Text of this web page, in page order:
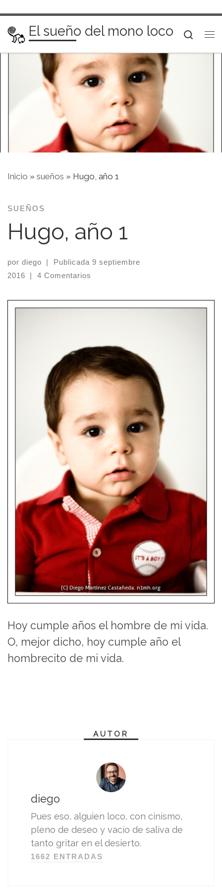
Saltar al contenido
El sueño del mono loco
Inicio » sueños » Hugo, año 1
SUEÑOS
Hugo, año 1
por diego | Publicada 9 septiembre
2016
| 4 Comentarios
Hoy cumple años el hombre de mi vida.
O, mejor dicho, hoy cumple año el
hombrecito de mi vida.
AUTOR
diego
Pues eso, alguien loco, con cinismo,
pleno de deseo y vacío de saliva de
tanto gritar en el desierto.
1662 ENTRADAS